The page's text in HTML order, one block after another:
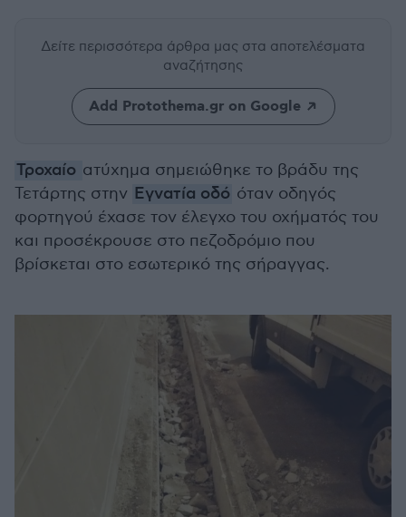
Δείτε περισσότερα άρθρα μας στα αποτελέσματα
αναζήτησης
Add Protothema.gr on Google
Τροχαίο ατύχημα σημειώθηκε το βράδυ της
Τετάρτης στην Εγνατία οδό όταν οδηγός
φορτηγού έχασε τον έλεγχο του οχήματός του
και προσέκρουσε στο πεζοδρόμιο που
βρίσκεται στο εσωτερικό της σήραγγας.